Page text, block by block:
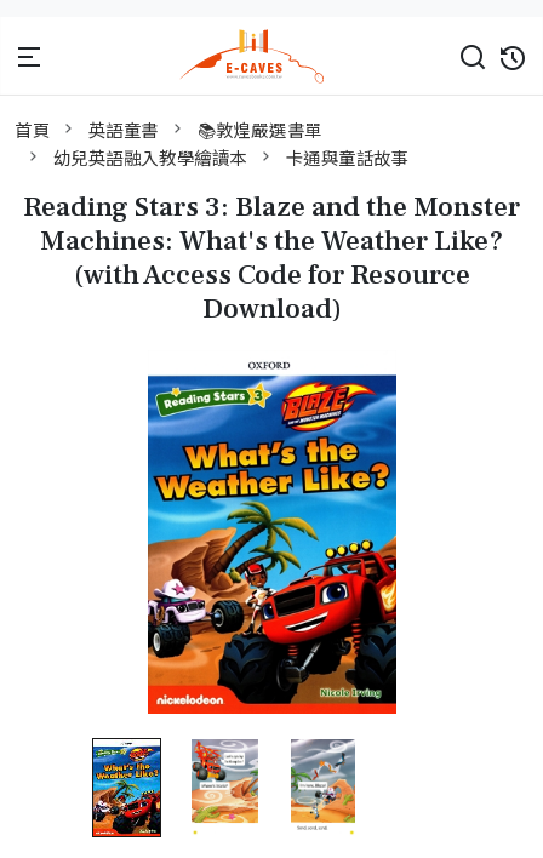
首頁 英語童書
📚敦煌嚴選書單
幼兒英語融入教學繪讀本
卡通與童話故事
Reading Stars 3: Blaze and the Monster
Machines: What's the Weather Like?
(with Access Code for Resource
Download)